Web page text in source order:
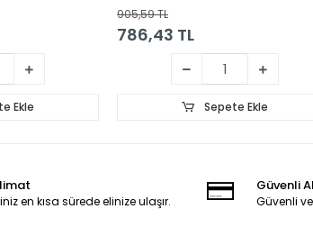
Ekle
905,59 TL
786,43 TL
Sepete Ekle
en kısa sürede elinize ulaşır.
Güvenli
Güvenli